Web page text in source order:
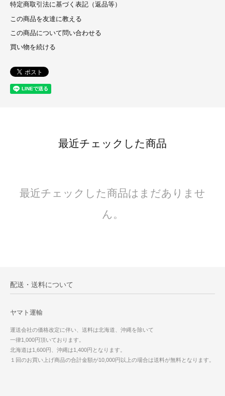
特定商取引法に基づく表記（返品等）
この商品を友達に教える
この商品について問い合わせる
買い物を続ける
最近チェックした商品
最近チェックした商品はまだありませ
ん。
配送・送料について
ヤマト運輸
運送会社の価格改定に伴い、送料は北海道、沖縄を除いて
一律1,000円頂いております。
北海道は1,600円、沖縄は1,400円となります。
１回のお買い上げ商品の合計金額が10,000円以上の場合は送料が無料となります。